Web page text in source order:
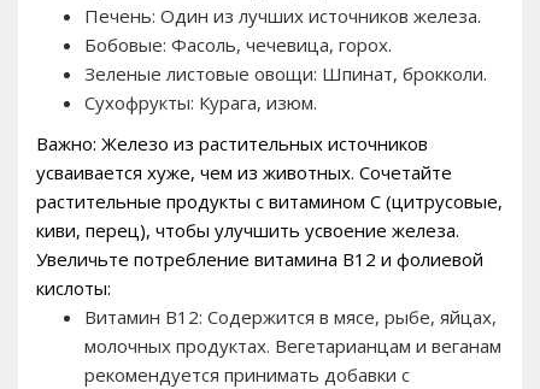
Печень: Один из лучших источников железа.
Бобовые: Фасоль, чечевица, горох.
Зеленые листовые овощи: Шпинат, брокколи.
Сухофрукты: Курага, изюм.
Важно: Железо из растительных источников
усваивается хуже, чем из животных. Сочетайте
растительные продукты с витамином C (цитрусовые,
киви, перец), чтобы улучшить усвоение железа.
Увеличьте потребление витамина B12 и фолиевой
кислоты:
Витамин B12: Содержится в мясе, рыбе, яйцах,
молочных продуктах. Вегетарианцам и веганам
рекомендуется принимать добавки с